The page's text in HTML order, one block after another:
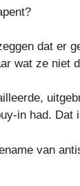
dat er
wat ze niet
in had. Dat
van